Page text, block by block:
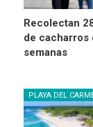
Recolectan
de cacharros
semanas
PLAYA DEL